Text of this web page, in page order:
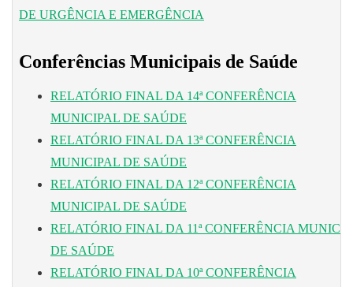
DE URGÊNCIA E EMERGÊNCIA
Conferências Municipais de Saúde
RELATÓRIO FINAL DA 14ª CONFERÊNCIA
MUNICIPAL DE SAÚDE
RELATÓRIO FINAL DA 13ª CONFERÊNCIA
MUNICIPAL DE SAÚDE
RELATÓRIO FINAL DA 12ª CONFERÊNCIA
MUNICIPAL DE SAÚDE
RELATÓRIO FINAL DA 11ª CONFERÊNCIA
DE SAÚDE
RELATÓRIO FINAL DA 10ª CONFERÊNCIA